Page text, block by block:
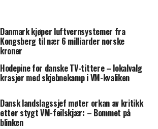
Danmark kjøper luftvernsystemer fra
Kongsberg til nær 6 milliarder norske
kroner
Hodepine for danske TV-tittere – lokalvalg
krasjer med skjebnekamp i VM-kvaliken
Dansk landslagssjef møter orkan av kritikk
etter stygt VM-feilskjær: – Bommet på
blinken